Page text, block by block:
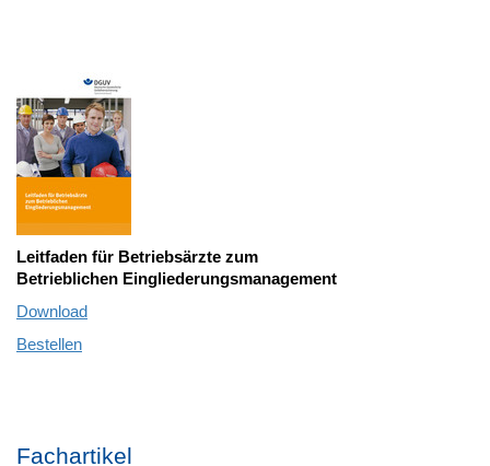
Leitfaden für Betriebsärzte zum
Betrieblichen Eingliederungsmanagement
Download
Bestellen
Fachartikel